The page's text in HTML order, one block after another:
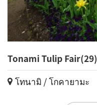
Tonami Tulip Fair(29)
โทนามิ / โกคายามะ